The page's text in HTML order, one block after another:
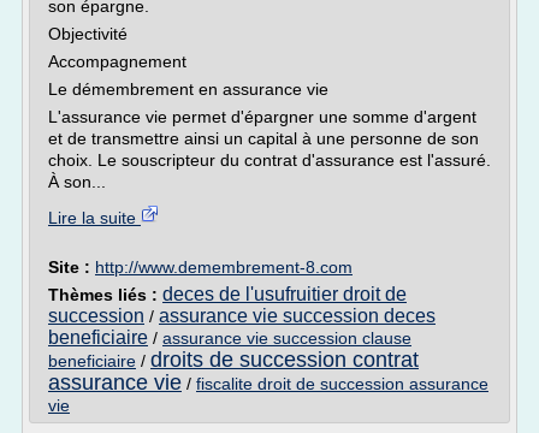
son épargne.
Objectivité
Accompagnement
Le démembrement en assurance vie
L'assurance vie permet d'épargner une somme d'argent
et de transmettre ainsi un capital à une personne de son
choix. Le souscripteur du contrat d'assurance est l'assuré.
À son...
Lire la suite
Site : http://www.demembrement-8.com
Thèmes liés : deces de l'usufruitier droit de
succession / assurance vie succession deces
beneficiaire / assurance vie succession clause
beneficiaire / droits de succession contrat
assurance vie / fiscalite droit de succession assurance
vie